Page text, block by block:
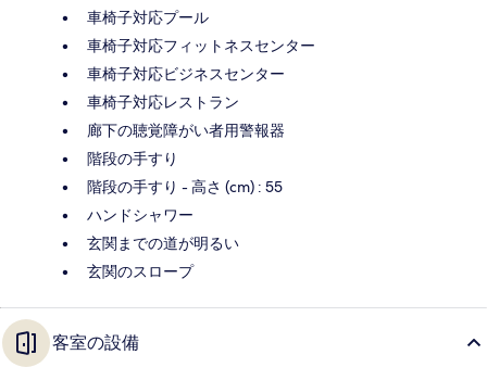
車椅子対応プール
車椅子対応フィットネスセンター
車椅子対応ビジネスセンター
車椅子対応レストラン
廊下の聴覚障がい者用警報器
階段の手すり
階段の手すり - 高さ (cm) : 55
ハンドシャワー
玄関までの道が明るい
玄関のスロープ
客室の設備